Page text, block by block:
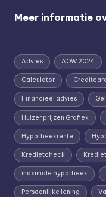
Meer informatie
Advies AOW 2024
Calculator Creditcard
Financieel advies
Huizenprijzen Grafiek
Hypotheekrente
Kredietcheck
maximale hypotheek
Persoonlijke lening